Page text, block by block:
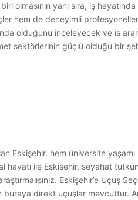
olmasının yanı sıra, iş
hem de deneyimli
olduğunu inceleyecek ve iş
sektörlerinin güçlü olduğu bir
Eskişehir, hem üniversite
hayatı ile Eskişehir, seyahat
Eskişehir’e Uçuş
buraya direkt uçuşlar mevcuttur.